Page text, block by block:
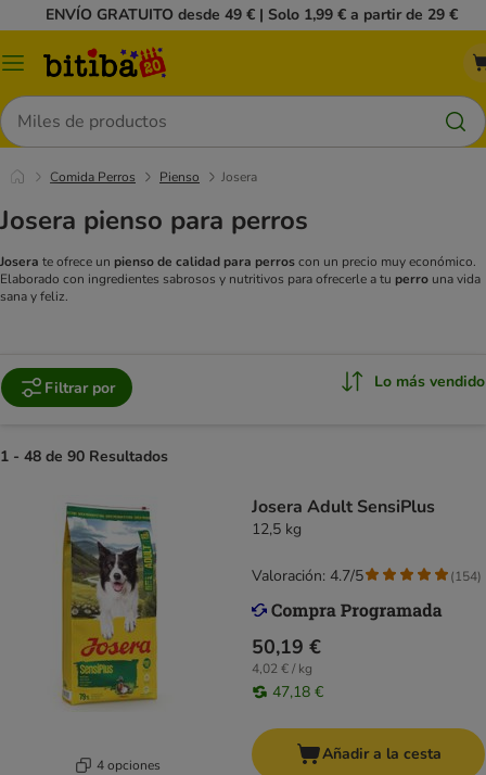
ENVÍO GRATUITO desde 49 € | Solo 1,99 € a partir de 29 €
Menú
Buscar
Comida Perros Pienso Josera
Josera pienso para perros
Josera te ofrece un pienso de calidad para perroscon un precio muy económico.
Elaborado con ingredientes sabrosos y nutritivos para ofrecerle a tu perro una vida
sana y feliz.
Filtrar por Lo más vendido
1 - 48 de 90 Resultados
4 opciones
Josera Adult SensiPlus
12,5 kg
50,19 €
4,02 € / kg
47,18 €
Valoración: 4.7/5 (154)
Añadir a la cesta